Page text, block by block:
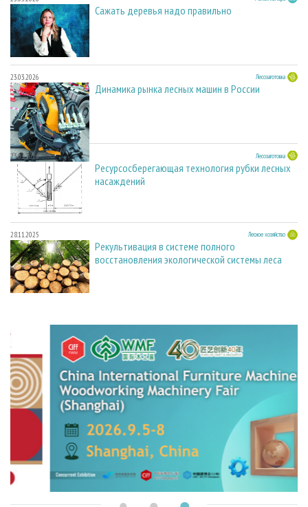
Сажать деревья надо правильно
23.03.2026 Лесозаготовка
Динамика рынка лесных машин в России
23.03.2026 Лесозаготовка
Ресурсосберегающая технология рубки лесных
насаждений
28.11.2025 Лесное хозяйство
Рекультивация в системе полного
восстановления экологической системы леса